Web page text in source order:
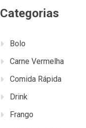
Categorias
Bolo
Carne Vermelha
Comida Rápida
Drink
Frango